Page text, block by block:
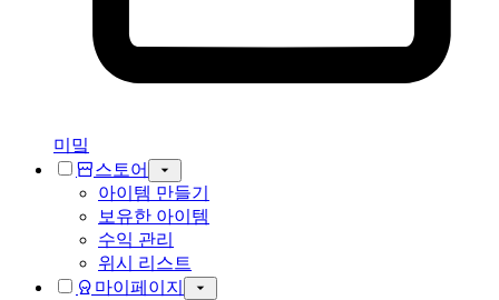
미밐
스토어
아이템 만들기
보유한 아이템
수익 관리
위시 리스트
마이페이지